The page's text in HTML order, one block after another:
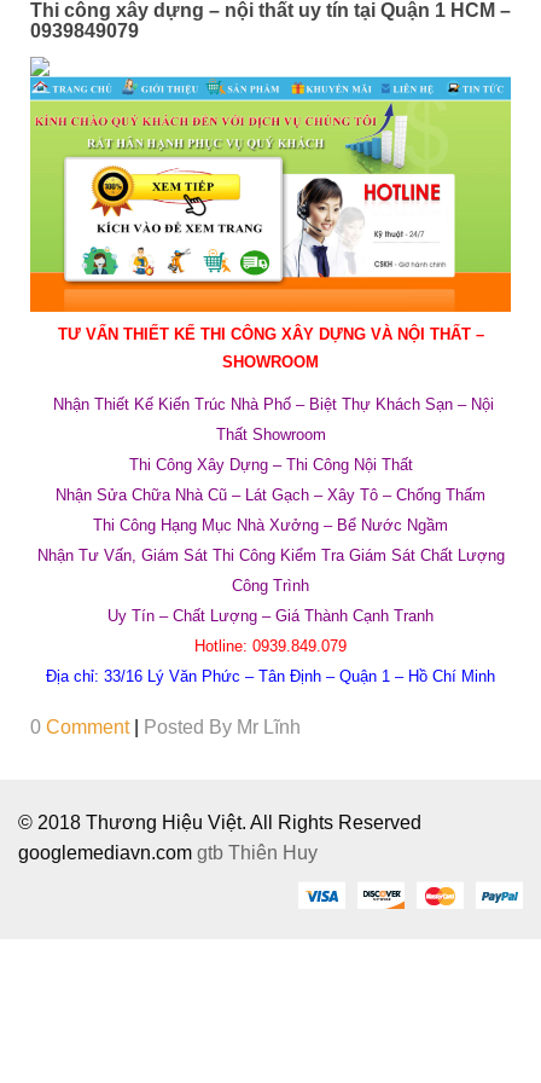
Thi công xây dựng – nội thất uy tín tại Quận 1 HCM –
0939849079
TƯ VẤN THIẾT KẾ THI CÔNG XÂY DỰNG VÀ NỘI THẤT –
SHOWROOM
Nhận Thiết Kế Kiến Trúc Nhà Phố – Biệt Thự Khách Sạn – Nội
Thất Showroom
Thi Công Xây Dựng – Thi Công Nội Thất
Nhận Sửa Chữa Nhà Cũ – Lát Gạch – Xây Tô – Chống Thấm
Thi Công Hạng Mục Nhà Xưởng – Bể Nước Ngầm
Nhận Tư Vấn, Giám Sát Thi Công Kiểm Tra Giám Sát Chất Lượng
Công Trình
Uy Tín – Chất Lượng – Giá Thành Cạnh Tranh
Hotline: 0939.849.079
Địa chỉ: 33/16 Lý Văn Phức – Tân Định – Quận 1 – Hồ Chí Minh
0 Comment Posted By Mr Lĩnh
© 2018 Thương Hiệu Việt. All Rights Reserved
googlemediavn.com gtb Thiên Huy